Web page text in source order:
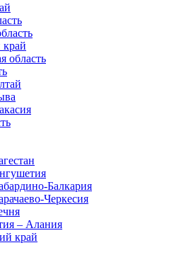
край
область
Балкария
Черкесия
– Алания
край